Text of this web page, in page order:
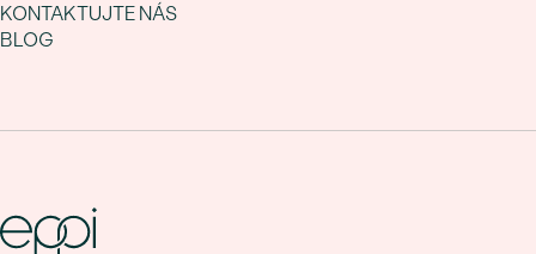
KONTAKTUJTE NÁS
BLOG